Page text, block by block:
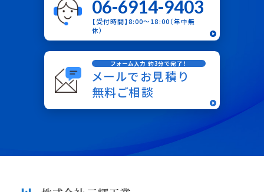
06-6914-9403
【受付時間】8:00〜18:00（年中無
休）
フォーム入力 約3分で完了！
メールでお見積り
無料ご相談